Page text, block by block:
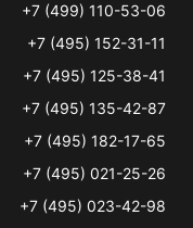
+7 (499) 110-53-06
+7 (495) 152-31-11
+7 (495) 125-38-41
+7 (495) 135-42-87
+7 (495) 182-17-65
+7 (495) 021-25-26
+7 (495) 023-42-98